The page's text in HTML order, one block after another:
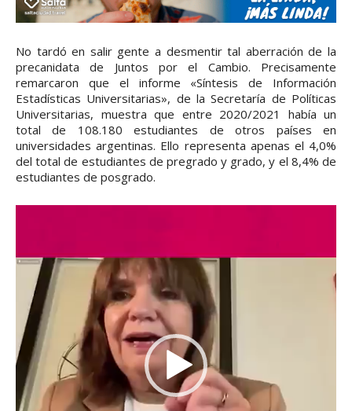
No tardó en salir gente a desmentir tal aberración de la
precanidata de Juntos por el Cambio. Precisamente
remarcaron que el informe «Síntesis de Información
Estadísticas Universitarias», de la Secretaría de Políticas
Universitarias, muestra que entre 2020/2021 había un
total de 108.180 estudiantes de otros países en
universidades argentinas. Ello representa apenas el 4,0%
del total de estudiantes de pregrado y grado, y el 8,4% de
estudiantes de posgrado.
p
c
o